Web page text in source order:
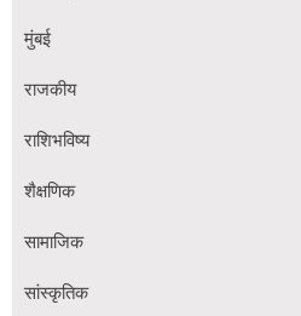
मुंबई
राजकीय
राशिभविष्य
शैक्षणिक
सामाजिक
सांस्कृतिक